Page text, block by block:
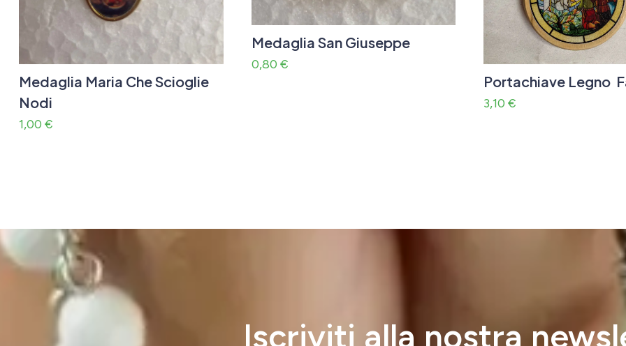
Medaglia Maria Che Scioglie
Nodi
1,00 €
Medaglia San Giuseppe
0,80 €
Portachiave Legno
3,10 €
Iscriviti alla nostra